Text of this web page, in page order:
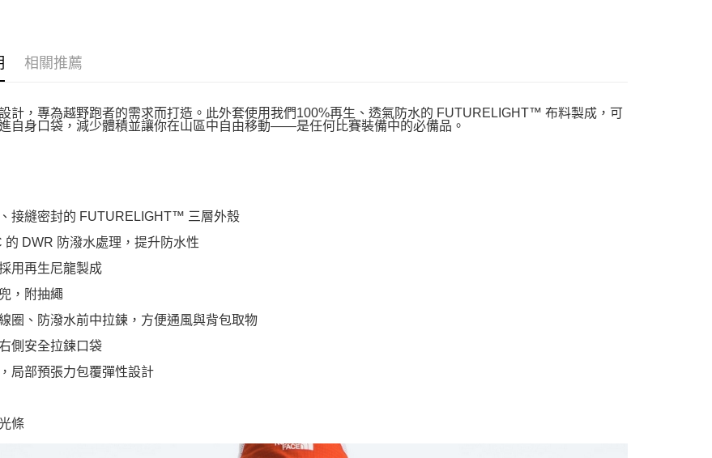
相關推薦
計，專為越野跑者的需求而打造。此外套使用我們100%再生、透氣防水的 FUTURELIGHT™ 布料製成，可
自身口袋，減少體積並讓你在山區中自由移動——是任何比賽裝備中的必備品。
接縫密封的 FUTURELIGHT™ 三層外殼
的 DWR 防潑水處理，提升防水性
用再生尼龍製成
，附抽繩
圈、防潑水前中拉鍊，方便通風與背包取物
側安全拉鍊口袋
局部預張力包覆彈性設計
條